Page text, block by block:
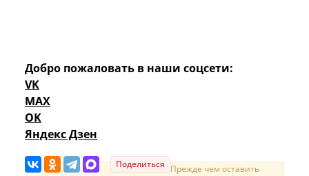
Добро пожаловать в наши соцсети:
VK
MAX
OK
Яндекс Дзен
Поделиться Прежде чем оставить